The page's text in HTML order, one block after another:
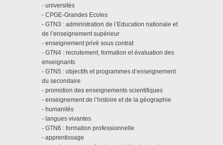
- universités
- CPGE-Grandes Ecoles
- GTN3 : administration de l’Education nationale et
de l’enseignement supérieur
- enseignement privé sous contrat
- GTN4 : recrutement, formation et évaluation des
enseignants
- GTN5 : objectifs et programmes d’enseignement
du secondaire
- promotion des enseignements scientifiques
- enseignement de l’histoire et de la géographie
- humanités
- langues vivantes
- GTN6 : formation professionnelle
- apprentissage